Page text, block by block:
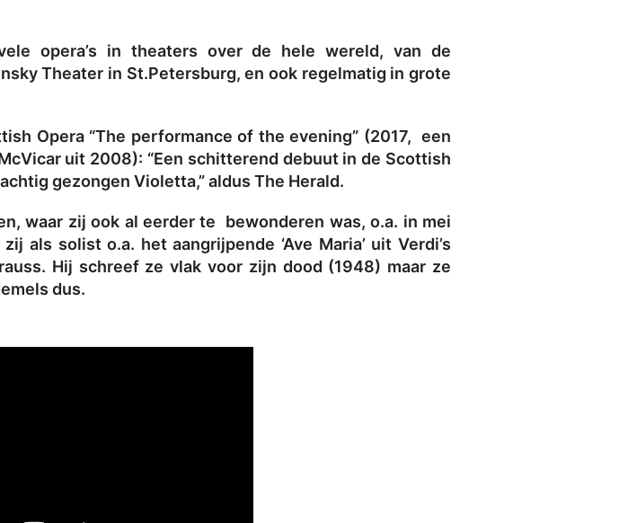
opera’s in theaters over de hele wereld, van de
Theater in St.Petersburg, en ook regelmatig in grote
Opera “The performance of the evening” (2017, een
uit 2008): “Een schitterend debuut in de Scottish
gezongen Violetta,” aldus The Herald.
waar zij ook al eerder te bewonderen was, o.a. in mei
als solist o.a. het aangrijpende ‘Ave Maria’ uit Verdi’s
Hij schreef ze vlak voor zijn dood (1948) maar ze
dus.